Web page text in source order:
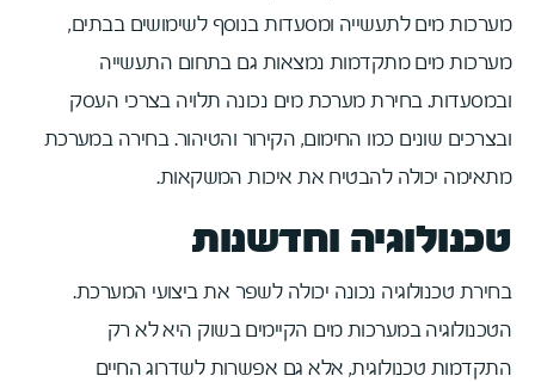
מערכות מים לתעשייה ומסעדות בנוסף לשימושים בבתים,
מערכות מים מתקדמות נמצאות גם בתחום התעשייה
ובמסעדות. בחירת מערכת מים נכונה תלויה בצרכי העסק
ובצרכים שונים כמו החימום, הקירור והטיהור. בחירה במערכת
מתאימה יכולה להבטיח את איכות המשקאות.
טכנולוגיה וחדשנות
בחירת טכנולוגיה נכונה יכולה לשפר את ביצועי המערכת.
הטכנולוגיה במערכות מים הקיימים בשוק היא לא רק
התקדמות טכנולוגית, אלא גם אפשרות לשדרוג החיים